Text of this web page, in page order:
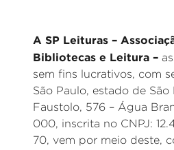
A SP Leituras –
Bibliotecas e Leitura –
sem fins lucrativos, com
São Paulo, estado de São
Faustolo, 576 – Água
000, inscrita no CNPJ:
70, vem por meio deste,